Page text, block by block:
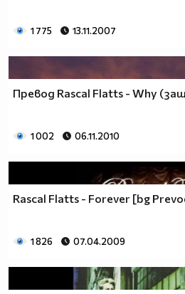
1 775 13.11.2007
Превод Rascal Flatts - Why
1 002 06.11.2010
Rascal Flatts - Forever [bg
1 826 07.04.2009